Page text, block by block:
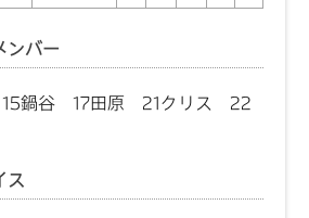
ンバー
鍋谷 17田原 21クリス 22
ス